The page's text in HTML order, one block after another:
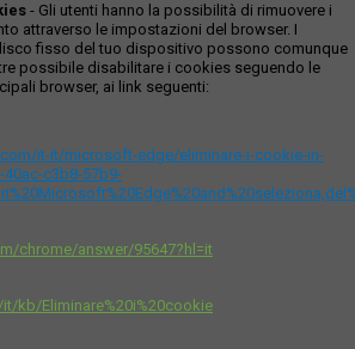
- Gli utenti hanno la possibilità di rimuovere i
attraverso le impostazioni del browser. I
fisso del tuo dispositivo possono comunque
possibile disabilitare i cookies seguendo le
browser, ai link seguenti:
it-it/microsoft-edge/eliminare-i-cookie-in-
c3b8-57b9-
chrome/answer/95647?hl=it
kb/Eliminare%20i%20cookie